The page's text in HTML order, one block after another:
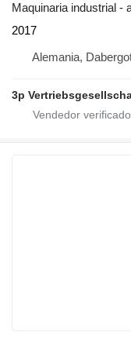
Maquinaria industrial -
2017
Alemania,
3p